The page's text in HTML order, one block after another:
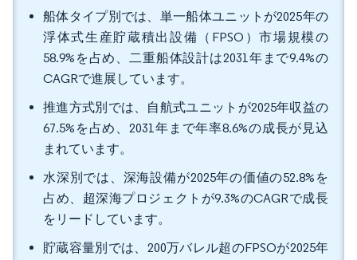
船体タイプ別では、単一船体ユニットが2025年の
浮体式生産貯蔵積出設備（FPSO）市場規模の
58.9%を占め、二重船体設計は2031年まで9.4%の
CAGRで進展しています。
推進方式別では、自航式ユニットが2025年収益の
67.5%を占め、2031年まで年率8.6%の成長が見込
まれています。
水深別では、深海設備が2025年の価値の52.8%を
占め、超深海プロジェクトが9.3%のCAGRで成長
をリードしています。
貯蔵容量別では、200万バレル超のFPSOが2025年